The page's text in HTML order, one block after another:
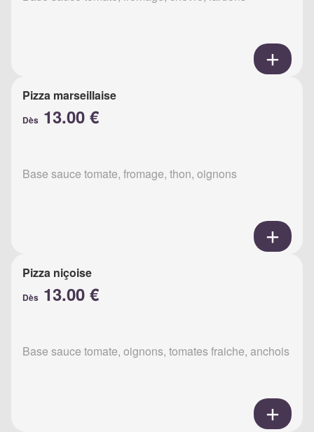
Pizza marseillaise
Dès 13.00 €
Base sauce tomate, fromage, thon, oignons
Pizza niçoise
Dès 13.00 €
Base sauce tomate, oignons, tomates fraiche, anchois